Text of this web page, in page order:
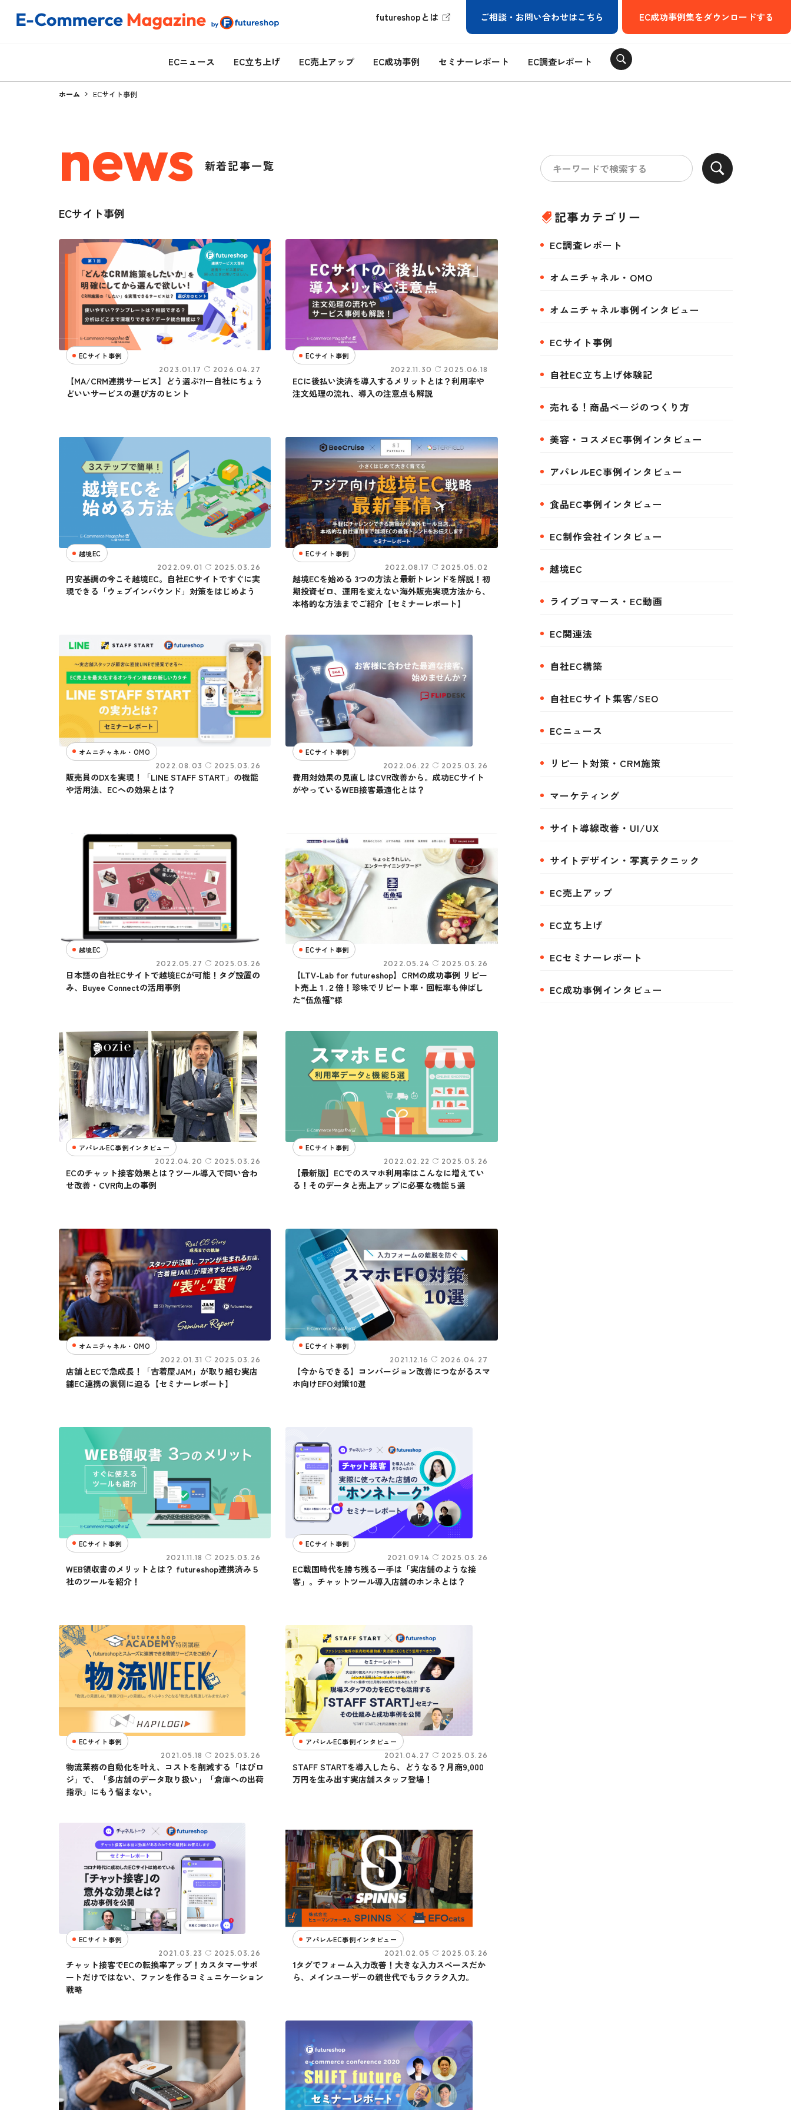
futureshopとは ご相談・お問い合わせはこちら EC成功事例集をダウンロードする
ECニュース EC立ち上げ EC売上アップ EC成功事例 セミナーレポート EC調査レポート
ホーム ECサイト事例
news 新着記事一覧
ECサイト事例
ECサイト事例
2023.01.17 2026.04.27
【MA/CRM連携サービス】どう選ぶ?!ー自社にちょう
どいいサービスの選び方のヒント
ECサイト事例
2022.11.30 2025.06.18
ECに後払い決済を導入するメリットとは？利用率や
注文処理の流れ、導入の注意点も解説
越境EC
2022.09.01 2025.03.26
円安基調の今こそ越境EC。自社ECサイトですぐに実
現できる「ウェブインバウンド」対策をはじめよう
ECサイト事例
2022.08.17 2025.05.02
越境ECを始める 3つの方法と最新トレンドを解説！初
期投資ゼロ、運用を変えない海外販売実現方法から、
本格的な方法までご紹介【セミナーレポート】
オムニチャネル・OMO
2022.08.03 2025.03.26
販売員のDXを実現！「LINE STAFF START」の機能
や活用法、ECへの効果とは？
ECサイト事例
2022.06.22 2025.03.26
費用対効果の見直しはCVR改善から。成功ECサイト
がやっているWEB接客最適化とは？
越境EC
2022.05.27 2025.03.26
日本語の自社ECサイトで越境ECが可能！タグ設置の
み、Buyee Connectの活用事例
ECサイト事例
2022.05.24 2025.03.26
【LTV-Lab for futureshop】CRMの成功事例 リピー
ト売上１.２倍！珍味でリピート率・回転率も伸ばし
た“伍魚福”様
アパレルEC事例インタビュー
2022.04.20 2025.03.26
ECのチャット接客効果とは？ツール導入で問い合わ
せ改善・CVR向上の事例
ECサイト事例
2022.02.22 2025.03.26
【最新版】ECでのスマホ利用率はこんなに増えてい
る！そのデータと売上アップに必要な機能５選
オムニチャネル・OMO
2022.01.31 2025.03.26
店舗とECで急成長！「古着屋JAM」が取り組む実店
舗EC連携の裏側に迫る【セミナーレポート】
ECサイト事例
2021.12.16 2026.04.27
【今からできる】コンバージョン改善につながるスマ
ホ向けEFO対策10選
ECサイト事例
2021.11.18 2025.03.26
WEB領収書のメリットとは？ futureshop連携済み５
社のツールを紹介！
ECサイト事例
2021.09.14 2025.03.26
EC戦国時代を勝ち残る一手は「実店舗のような接
客」。チャットツール導入店舗のホンネとは？
ECサイト事例
2021.05.18 2025.03.26
物流業務の自動化を叶え、コストを削減する「はぴロ
ジ」で、「多店舗のデータ取り扱い」「倉庫への出荷
指示」にもう悩まない。
アパレルEC事例インタビュー
2021.04.27 2025.03.26
STAFF STARTを導入したら、どうなる？月商9,000
万円を生み出す実店舗スタッフ登場！
ECサイト事例
2021.03.23 2025.03.26
チャット接客でECの転換率アップ！カスタマーサポ
ートだけではない、ファンを作るコミュニケーション
戦略
アパレルEC事例インタビュー
2021.02.05 2025.03.26
1タグでフォーム入力改善！大きな入力スペースだか
ら、メインユーザーの親世代でもラクラク入力。
記事カテゴリー
EC調査レポート
オムニチャネル・OMO
オムニチャネル事例インタビュー
ECサイト事例
自社EC立ち上げ体験記
売れる！商品ページのつくり方
美容・コスメEC事例インタビュー
アパレルEC事例インタビュー
食品EC事例インタビュー
EC制作会社インタビュー
越境EC
ライブコマース・EC動画
EC関連法
自社EC構築
自社ECサイト集客/SEO
ECニュース
リピート対策・CRM施策
マーケティング
サイト導線改善・UI/UX
サイトデザイン・写真テクニック
EC売上アップ
EC立ち上げ
ECセミナーレポート
EC成功事例インタビュー